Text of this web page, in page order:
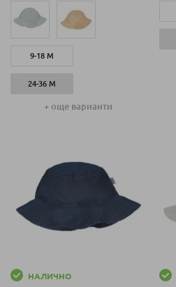
9-18 М
24-36 М
+ още варианти
НАЛИЧНО